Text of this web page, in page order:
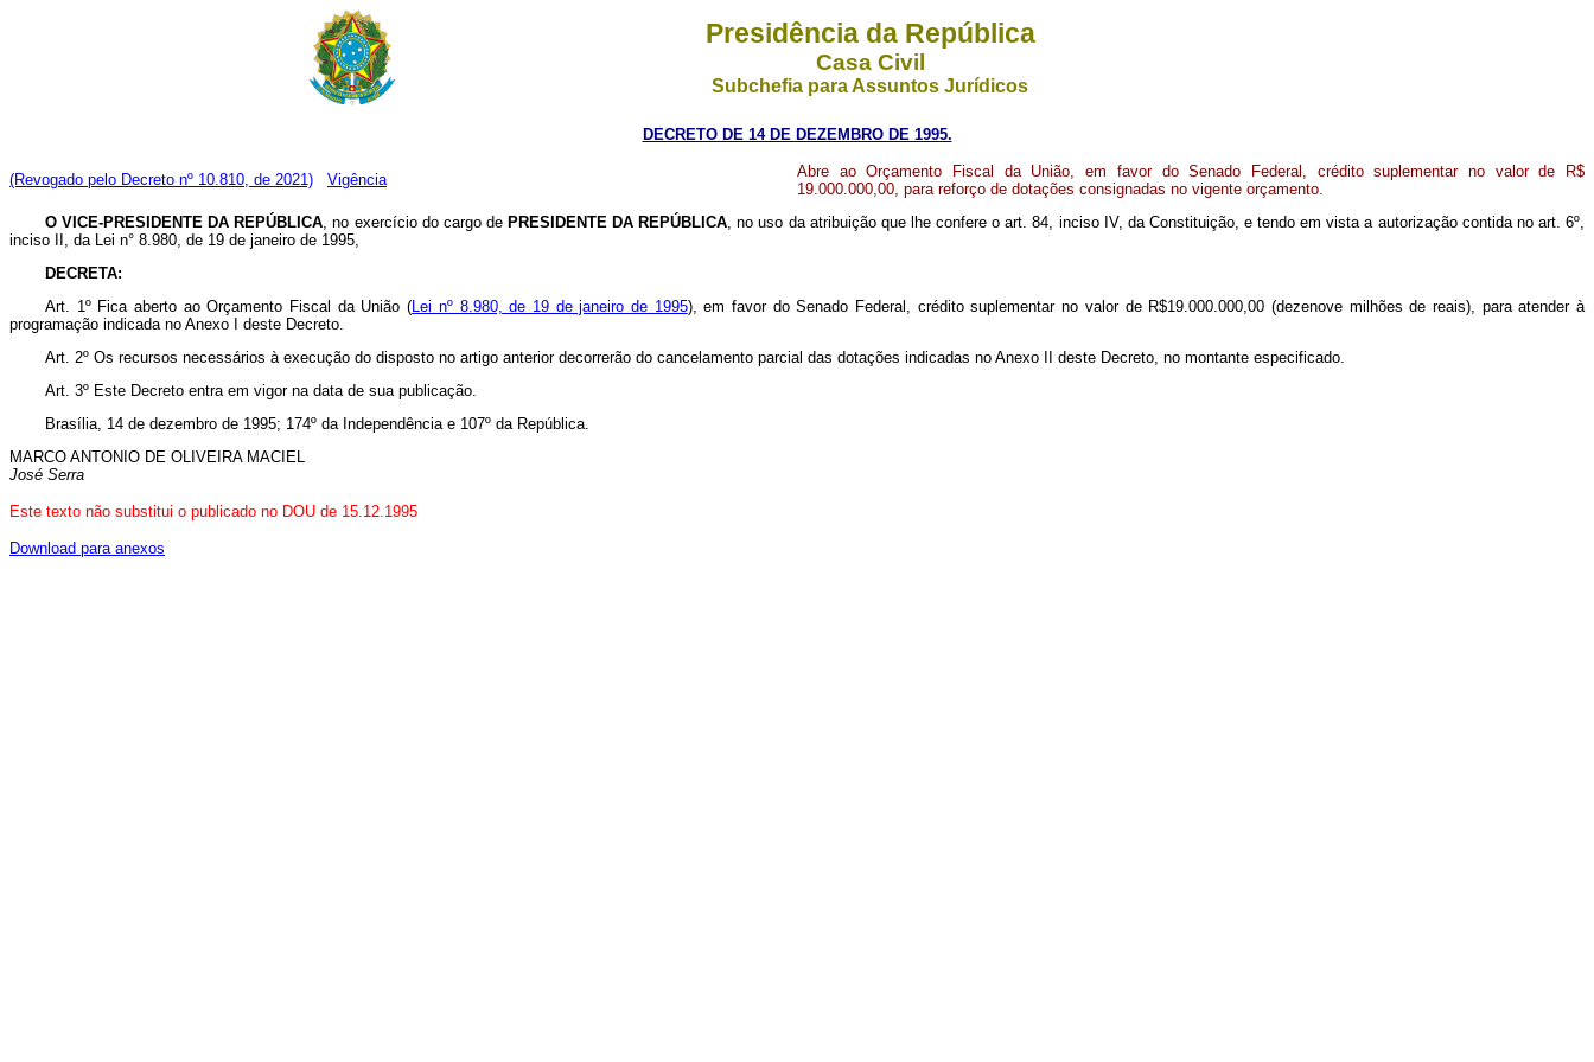
Presidência da República
Casa Civil
Subchefia para Assuntos Jurídicos
DECRETO DE 14 DE DEZEMBRO DE 1995.
(Revogado pelo Decreto nº 10.810, de 2021) Vigência
Abre ao Orçamento Fiscal da União, em favor do Senado Federal, crédito suplementar no valor de R$
19.000.000,00, para reforço de dotações consignadas no vigente orçamento.
O VICE-PRESIDENTE DA REPÚBLICA, no exercício do cargo de PRESIDENTE DA REPÚBLICA, no uso da atribuição que lhe confere o art. 84, inciso IV, da Constituição, e tendo em vista a autorização contida no art. 6º,
inciso II, da Lei n° 8.980, de 19 de janeiro de 1995,
DECRETA:
Art. 1º Fica aberto ao Orçamento Fiscal da União (Lei nº 8.980, de 19 de janeiro de 1995), em favor do Senado Federal, crédito suplementar no valor de R$19.000.000,00 (dezenove milhões de reais), para atender à
programação indicada no Anexo I deste Decreto.
Art. 2º Os recursos necessários à execução do disposto no artigo anterior decorrerão do cancelamento parcial das dotações indicadas no Anexo II deste Decreto, no montante especificado.
Art. 3º Este Decreto entra em vigor na data de sua publicação.
Brasília, 14 de dezembro de 1995; 174º da Independência e 107º da República.
MARCO ANTONIO DE OLIVEIRA MACIEL
José Serra
Este texto não substitui o publicado no DOU de 15.12.1995
Download para anexos